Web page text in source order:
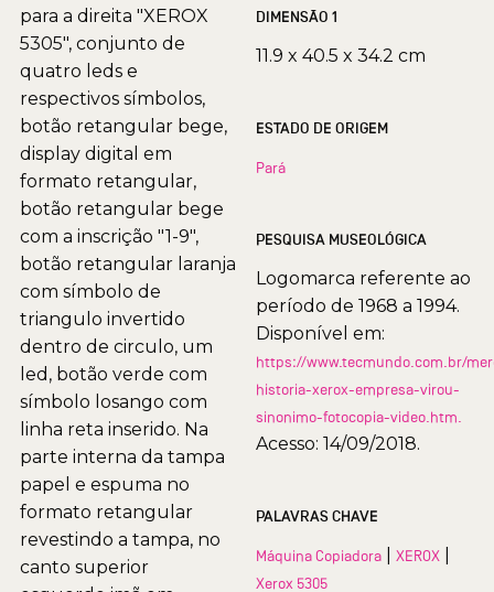
para a direita "XEROX
5305", conjunto de
quatro leds e
respectivos símbolos,
botão retangular bege,
display digital em
formato retangular,
botão retangular bege
com a inscrição "1-9",
botão retangular laranja
com símbolo de
triangulo invertido
dentro de circulo, um
led, botão verde com
símbolo losango com
linha reta inserido. Na
parte interna da tampa
papel e espuma no
formato retangular
revestindo a tampa, no
canto superior
DIMENSÃO 1
11.9 x 40.5 x 34.2 cm
ESTADO DE ORIGEM
Pará
PESQUISA MUSEOLÓGICA
Logomarca referente ao
período de 1968 a 1994.
Disponível em:
https://www.tecmundo.com.br/
historia-xerox-empresa-virou-
sinonimo-fotocopia-video.htm.
Acesso: 14/09/2018.
PALAVRAS CHAVE
Máquina Copiadora XEROX
Xerox 5305